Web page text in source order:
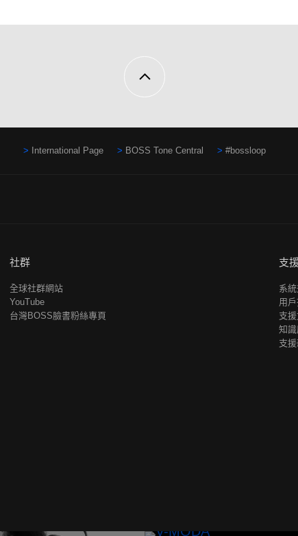
International Page BOSS Tone Central #bossloop
社群
全球社群網站
YouTube
台灣BOSS臉書粉絲專頁
支
系
用
支
知
支